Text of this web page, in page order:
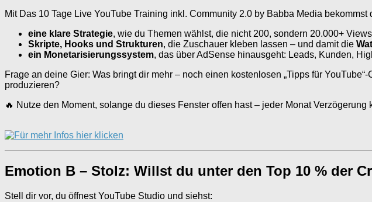
Mit Das 10 Tage Live YouTube Training inkl. Community 2.0 by Babba Media bekommst
eine klare Strategie, wie du Themen wählst, die nicht 200, sondern 20.000+
Skripte, Hooks und Strukturen, die Zuschauer kleben lassen – und damit die
ein Monetarisierungssystem, das über AdSense hinausgeht: Leads, Kunden,
Frage an deine Gier: Was bringt dir mehr – noch einen kostenlosen „Tipps für
produzieren?
🔥 Nutze den Moment, solange du dieses Fenster offen hast – jeder Monat Verzögerung
Emotion B – Stolz: Willst du unter den Top 10 % der
Stell dir vor, du öffnest YouTube Studio und siehst: